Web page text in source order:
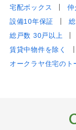
宅配ボックス
仲
設備10年保証
総戸数 30戸以上
賃貸中物件を除く
オークラヤ住宅のト